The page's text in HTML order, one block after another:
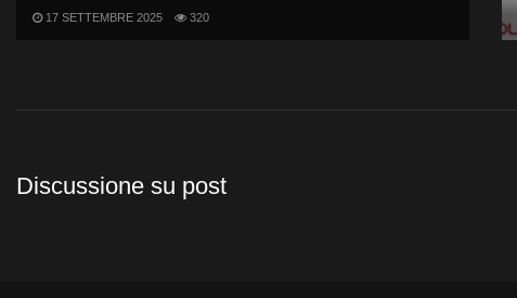
17 SETTEMBRE 2025 320
Discussione su post